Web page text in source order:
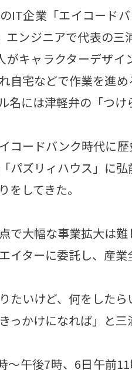
IT企業「エイコード
エンジニアで代表の
がキャラクターデザ
自宅などで作業を進
名には津軽弁の「つけ
コードバンク時代に
パズリィハウス」に
をしてきた。
で大幅な事業拡大は
イターに委託し、産業
たいけど、何をした
っかけになれば」と三
～午後7時、6日午前